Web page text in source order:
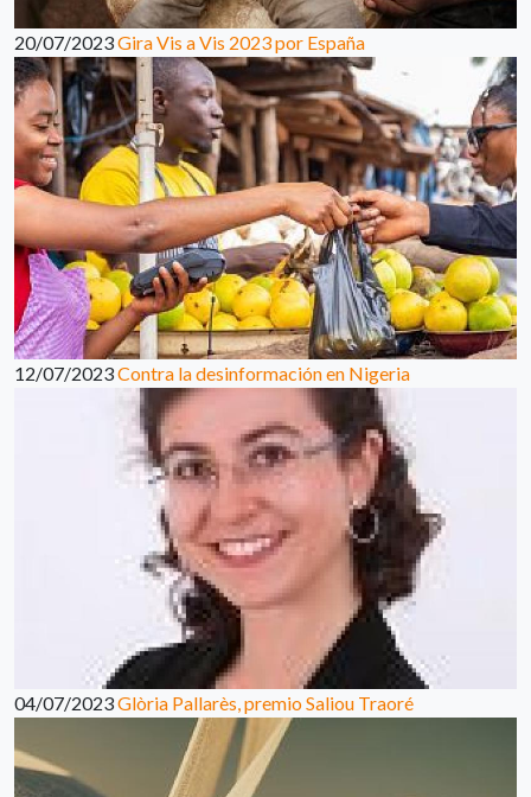
20/07/2023Gira Vis a Vis 2023 por España
12/07/2023Contra la desinformación en Nigeria
04/07/2023Glòria Pallarès, premio Saliou Traoré